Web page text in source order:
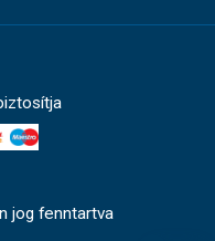
jog fenntartva